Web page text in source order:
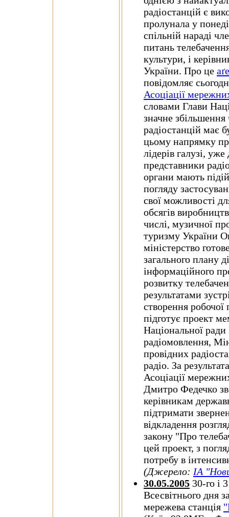
радіостанцій є
пролунала у
спільній нараді
питань
культури, і
України. Про це
повідомляє
Асоціації
словами Глави
значне збільшення
радіостанцій має
цьому напрямку
лідерів галузі,
представники
органи мають
погляду
свої можливості
обсягів
числі, музичної
туризму України
міністерство
загального плану
інформаційного
розвитку
результатами
створення
підготує проект
Національної ради
радіомовлення,
провідних
радіо. За
Асоціації
Дмитро Федечко
керівникам
підтримати
відкладення
закону "Про
цей проект, з
потребу в
(Джерело: ІА
30.05.2005 30-го і
Всесвітнього дня
мережева станція